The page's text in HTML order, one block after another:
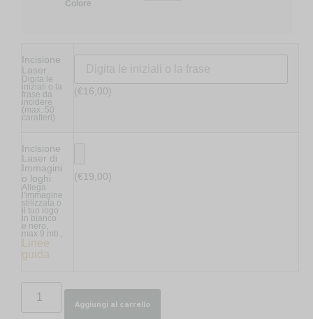
Colore
Incisione
Laser
Digita le
iniziali o la
frase da
incidere
(max. 50
caratteri)
(€16,00)
Incisione
Laser di
Immagini
o loghi
Allega
l'immagine
stilizzata o
il tuo logo
in bianco
e nero,
max 9 mb ,
Linee
guida
(€19,00)
Aggiungi al carrello